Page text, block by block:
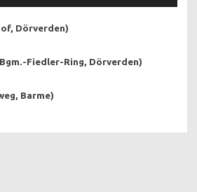
Dörverden)
Fiedler-Ring, Dörverden)
Barme)